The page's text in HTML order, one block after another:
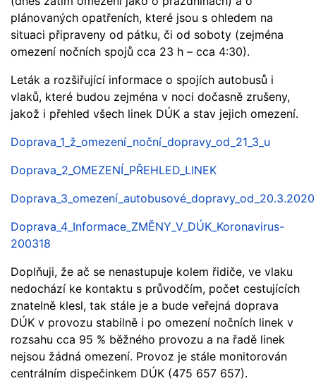
plánovaných opatřeních, které jsou s ohledem na
situaci připraveny od pátku, či od soboty (zejména
omezení nočních spojů cca 23 h – cca 4:30).
Leták a rozšiřující informace o spojích autobusů i
vlaků, které budou zejména v noci dočasně zrušeny,
jakož i přehled všech linek DÚK a stav jejich omezení.
Doprava_1_ž_omezení_noční_dopravy_od_21_3_u
Doprava_2_OMEZENÍ_PŘEHLED_LINEK
Doprava_3_omezení_autobusové_dopravy_od_20.3.2020
Doprava_4_Informace_ZMĚNY_V_DÚK_Koronavirus-
200318
Doplňuji, že ač se nenastupuje kolem řidiče, ve vlaku
nedochází ke kontaktu s průvodčím, počet cestujících
znatelně klesl, tak stále je a bude veřejná doprava
DÚK v provozu stabilně i po omezení nočních linek v
rozsahu cca 95 % běžného provozu a na řadě linek
nejsou žádná omezení. Provoz je stále monitorován
centrálním dispečinkem DÚK (475 657 657).